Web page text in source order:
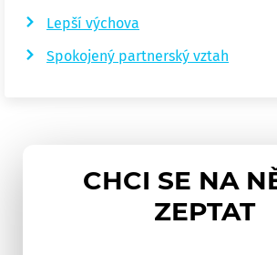
Lepší výchova
Spokojený partnerský vztah
CHCI SE NA
ZEPTAT